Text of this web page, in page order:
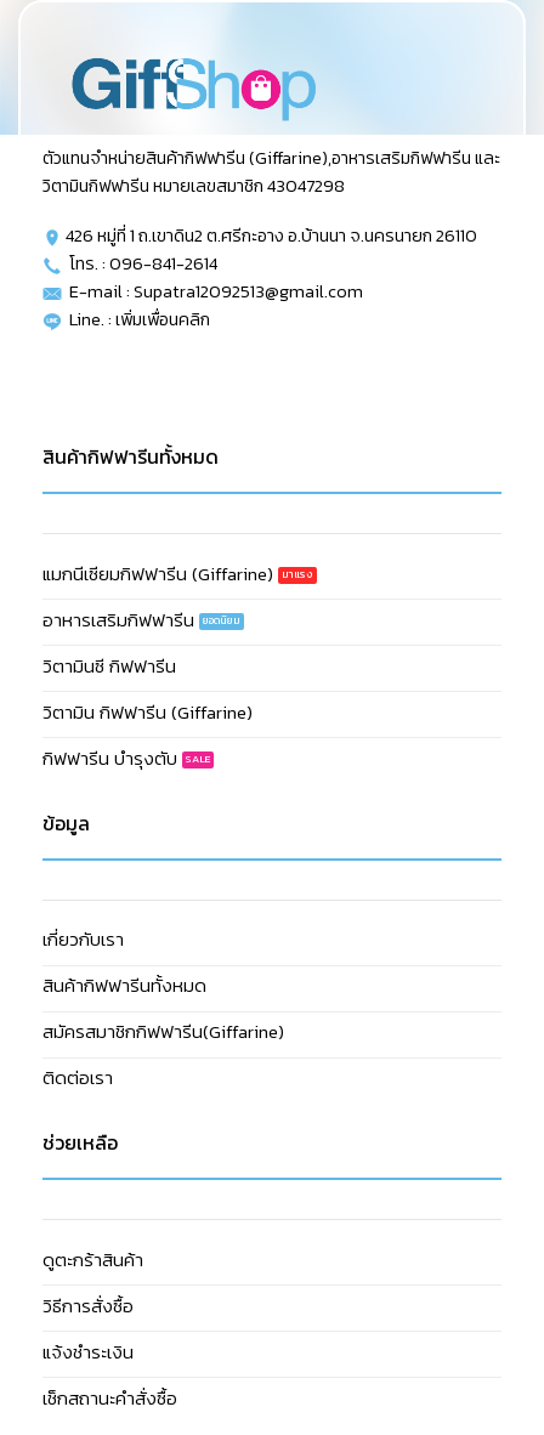
ตัวแทนจำหน่ายสินค้ากิฟฟารีน (Giffarine),อาหารเสริมกิฟฟารีน และ
วิตามินกิฟฟารีน หมายเลขสมาชิก 43047298
426 หมู่ที่ 1 ถ.เขาดิน2 ต.ศรีกะอาง อ.บ้านนา จ.นครนายก 26110
โทร. : 096-841-2614
E-mail : Supatra12092513@gmail.com
Line. :เพิ่มเพื่อนคลิก
สินค้ากิฟฟารีนทั้งหมด
แมกนีเซียมกิฟฟารีน (Giffarine)
อาหารเสริมกิฟฟารีน
วิตามินซี กิฟฟารีน
วิตามิน กิฟฟารีน (Giffarine)
กิฟฟารีน บำรุงตับ
ข้อมูล
เกี่ยวกับเรา
สินค้ากิฟฟารีนทั้งหมด
สมัครสมาชิกกิฟฟารีน(Giffarine)
ติดต่อเรา
ช่วยเหลือ
ดูตะกร้าสินค้า
วิธีการสั่งซื้อ
แจ้งชำระเงิน
เช็กสถานะคำสั่งซื้อ